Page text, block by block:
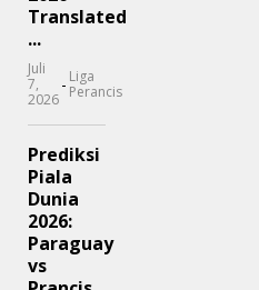
Translated
...
Juli
7,
2026
- Liga
Perancis
Prediksi
Piala
Dunia
2026:
Paraguay
vs